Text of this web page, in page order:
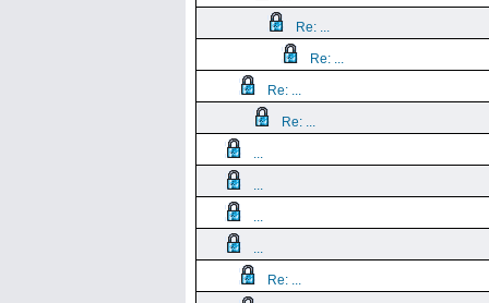
Re: ...
Re: ...
Re: ...
Re: ...
...
...
...
...
Re: ...